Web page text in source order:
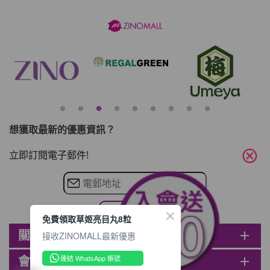
想獲取最新的優惠資訊？
立即訂閱電子郵件!
關於ZINOMALL add
會員 add
cancel
免費領取草姬亮目丸8粒
接收ZINOMALL最新優惠
連結 WhatsApp 帳號